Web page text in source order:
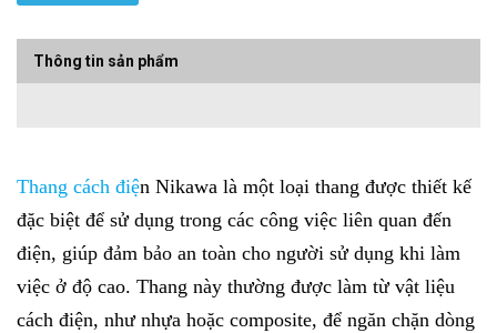
Thông tin sản phẩm
Thang cách điện Nikawa là một loại thang được thiết kế
đặc biệt để sử dụng trong các công việc liên quan đến
điện, giúp đảm bảo an toàn cho người sử dụng khi làm
việc ở độ cao. Thang này thường được làm từ vật liệu
cách điện, như nhựa hoặc composite, để ngăn chặn dòng